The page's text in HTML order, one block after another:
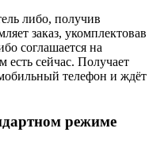
либо, получив
заказ, укомплектовав
соглашается на
есть сейчас. Получает
телефон и ждёт
режиме